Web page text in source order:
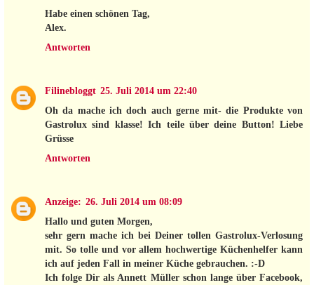
Habe einen schönen Tag,
Alex.
Antworten
Filinebloggt 25. Juli 2014 um 22:40
Oh da mache ich doch auch gerne mit- die Produkte von
Gastrolux sind klasse! Ich teile über deine Button! Liebe
Grüsse
Antworten
Anzeige: 26. Juli 2014 um 08:09
Hallo und guten Morgen,
sehr gern mache ich bei Deiner tollen Gastrolux-Verlosung
mit. So tolle und vor allem hochwertige Küchenhelfer kann
ich auf jeden Fall in meiner Küche gebrauchen. :-D
Ich folge Dir als Annett Müller schon lange über Facebook,